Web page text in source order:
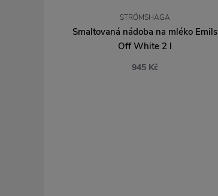
STRÖMSHAGA
Smaltovaná nádoba na mléko Emils
Off White 2 l
945 Kč